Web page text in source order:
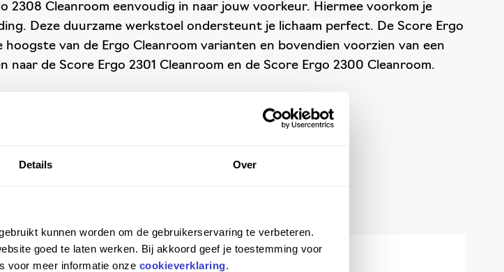
Details Over
kunnen worden om de gebruikerservaring te verbeteren.
goed te laten werken. Bij akkoord geef je toestemming voor
voor meer informatie onze cookieverklaring.
2308 Cleanroom eenvoudig in naar jouw voorkeur. Hiermee voorkom je
Deze duurzame werkstoel ondersteunt je lichaam perfect. De Score Ergo
van de Ergo Cleanroom varianten en bovendien voorzien van een
de Score Ergo 2301 Cleanroom en de Score Ergo 2300 Cleanroom.